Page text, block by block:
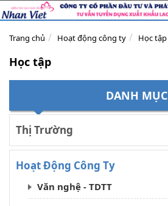
Trang chủ Hoạt động công ty Học tập
Học tập
DANH MỤC
Thị Trường
Hoạt Động Công Ty
Văn nghệ - TDTT